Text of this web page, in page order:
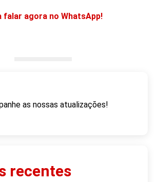
falar agora no WhatsApp!
as nossas atualizações!
recentes